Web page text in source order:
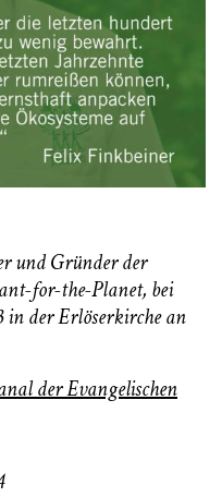
und Gründer der
for-the-Planet, bei
in der Erlöserkirche an
der Evangelischen